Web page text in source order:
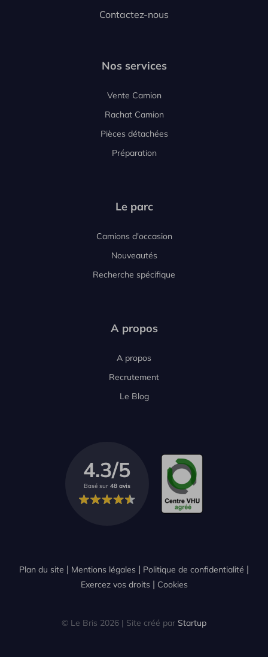
Contactez-nous
Nos services
Vente Camion
Rachat Camion
Pièces détachées
Préparation
Le parc
Camions d'occasion
Nouveautés
Recherche spécifique
A propos
A propos
Recrutement
Le Blog
4.3/5
Basé sur 48 avis
Plan du site Mentions légales
Politique de confidentialité
Exercez vos droits
Cookies
© Le Bris 2026 | Site créé par Startup